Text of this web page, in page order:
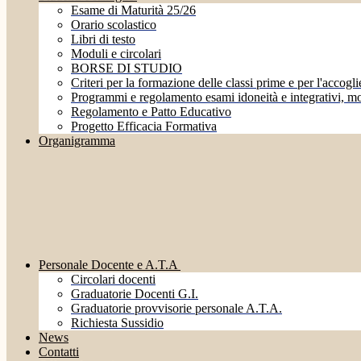
Esame di Maturità 25/26
Orario scolastico
Libri di testo
Moduli e circolari
BORSE DI STUDIO
Criteri per la formazione delle classi prime e per
Programmi e regolamento esami idoneità e integrativi,
Regolamento e Patto Educativo
Progetto Efficacia Formativa
Organigramma
Personale Docente e A.T.A
Circolari docenti
Graduatorie Docenti G.I.
Graduatorie provvisorie personale A.T.A.
Richiesta Sussidio
News
Contatti